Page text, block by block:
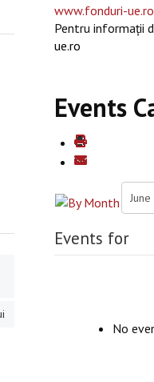
www.fonduri-ue.ro
Pentru informaţii
ue.ro
Events
Events for
No